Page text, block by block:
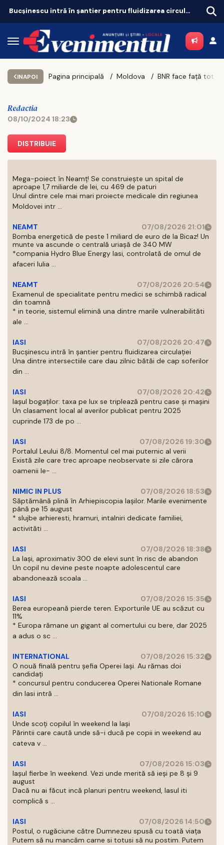
Bucșinescu intră în șantier pentru fluidizarea circulației
INAPOI Pagina principală Moldova
Redactia
08/10/2024 18:23
DISTRIBUIE
Mega-poiect în Neamț! Se construiește un spital de
aproape 1,7 miliarde de lei, cu 469 de paturi
Unul dintre cele mai mari proiecte medicale din regiunea
Moldovei intr ...
NEAMT
07/08/2026 21:01
Bomba energetică de peste 1 miliard de euro de la Bicaz! Un
munte va ascunde o centrală uriașă de 340 MW
*compania Hydro Blue Energy Iasi, controlată de omul de
afaceri Iulia ...
NEAMT
07/08/2026 20:54
Examenul de specialitate pentru medici se schimbă radical
din toamnă
* in teorie, sistemul elimină una dintre marile vulnerabilităti
ale ...
IASI
07/08/2026 20:47
Bucșinescu intră în șantier pentru fluidizarea circulației
Una dintre intersectiile care dau zilnic bătăi de cap soferilor
din ...
IASI
07/08/2026 20:42
Iașul bogaților: taxa pe lux se triplează pentru case și mașini
Un clasament local al averilor publicat pentru 2025
cuprinde 173 de po ...
IASI
07/08/2026 19:30
Portalul Leului 8/8. Momentul cel mai puternic al verii
Există zile care trec aproape neobservate si zile cărora
oamenii le- ...
NIMIC IN PLUS
07/08/2026 18:53
Săptămână plină în Arhiepiscopia Iașilor. Marile evenimente
până pe 15 august
* slujbe arhieresti, hramuri, intalniri dedicate familiei,
activităti ...
IASI
07/08/2026 18:38
La Iași, aproximativ 300 de elevi sunt în risc de abandon
Un copil nu devine peste noapte adolescentul care
abandonează scoala ...
IASI
07/08/2026 15:35
Berea europeană pierde teren. Exporturile UE au scăzut cu
11%
* Europa rămane un gigant al comertului cu bere, dar 2025
a adus o sc ...
INTERNATIONAL
07/08/2026 15:32
O nouă finală pentru șefia Operei Iași. Au rămas doi
candidați
* concursul pentru conducerea Operei Nationale Romane
din Iasi intră ...
IASI
07/08/2026 15:10
Unde scoți copilul în weekend la Iași
Părintii care caută unde să-i ducă pe copii in weekend au
cateva v ...
IASI
07/08/2026 15:03
Iașul fierbe în weekend. Vezi unde merită să ieși pe 8 și 9
august
Dacă nu ai făcut incă planuri pentru weekend, Iasul iti
complică s ...
IASI
07/08/2026 14:50
Postul, o rugăciune către Dumnezeu spusă cu toată viața
Putem să nu mancăm carne si totusi să nu postim. Putem